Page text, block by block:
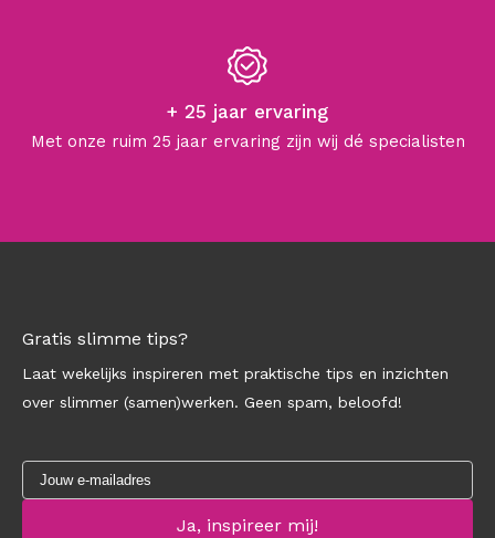
+ 25 jaar ervaring
Met onze ruim 25 jaar ervaring zijn wij dé specialisten
Gratis slimme tips?
Laat wekelijks inspireren met praktische tips en inzichten
over slimmer (samen)werken. Geen spam, beloofd!